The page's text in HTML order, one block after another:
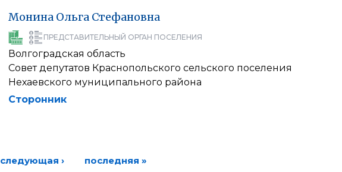
Монина Ольга Стефановна
ПРЕДСТАВИТЕЛЬНЫЙ ОРГАН ПОСЕЛЕНИЯ
Волгоградская область
Совет депутатов Краснопольского сельского поселения
Нехаевского муниципального района
Сторонник
следующая › последняя »